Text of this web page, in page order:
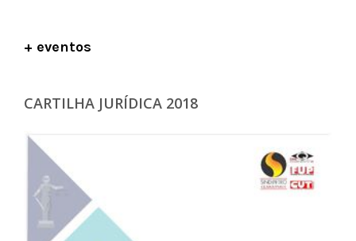
+ eventos
CARTILHA JURÍDICA 2018